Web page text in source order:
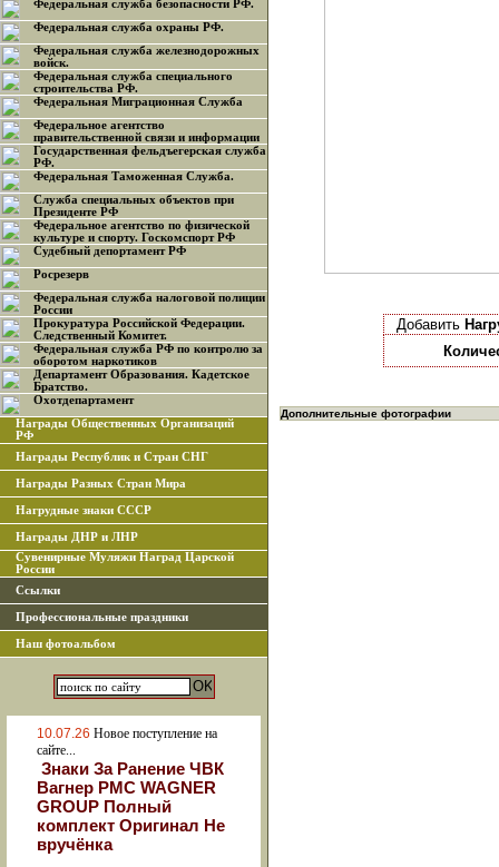
Федеральная служба безопасности РФ.
Федеральная служба охраны РФ.
Федеральная служба железнодорожных
войск.
Федеральная служба специального
строительства РФ.
Федеральная Миграционная Служба
Федеральное агентство
правительственной связи и информации
Государственная фельдъегерская служба
РФ.
Федеральная Таможенная Служба.
Служба специальных объектов при
Президенте РФ
Федеральное агентство по физической
культуре и спорту. Госкомспорт РФ
Судебный депортамент РФ
Росрезерв
Федеральная служба налоговой полиции
России
Прокуратура Российской Федерации.
Следственный Комитет.
Федеральная служба РФ по контролю за
оборотом наркотиков
Департамент Образования. Кадетское
Братство.
Охотдепартамент
Награды Общественных Организаций
РФ
Награды Республик и Стран СНГ
Награды Разных Стран Мира
Нагрудные знаки СССР
Награды ДНР и ЛНР
Сувенирные Муляжи Наград Царской
России
Ссылки
Профессиональные праздники
Наш фотоальбом
10.07.26 Новое поступление на
сайте...
Знаки За Ранение ЧВК
Вагнер РМС WAGNER
GROUP Полный
комплект Оригинал Не
вручёнка
Добавить
Дополнительные фотографии